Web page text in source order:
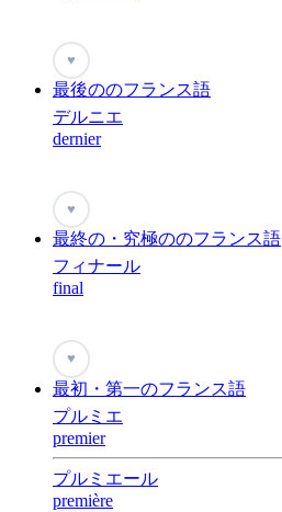
♥
最後ののフランス語
デルニエ
dernier
♥
最終の・究極ののフランス語
フィナール
final
♥
最初・第一のフランス語
プルミエ
premier
プルミエール
première